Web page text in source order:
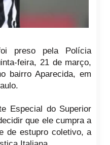
preso pela Polícia
feira, 21 de março,
bairro Aparecida, em
Especial do Superior
que ele cumpra a
de estupro coletivo, a